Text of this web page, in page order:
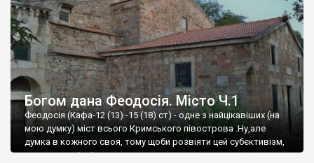
Богом дана Феодосія. Місто Ч.1
Феодосія (Кафа-12 (13) -15 (18) ст) - одне з найцікавіших (на
мою думку) міст всього Кримського півострова .Ну,але
думка в кожного своя, тому щоби розвіяти цей субєктивізм,
запрошую відвідати це